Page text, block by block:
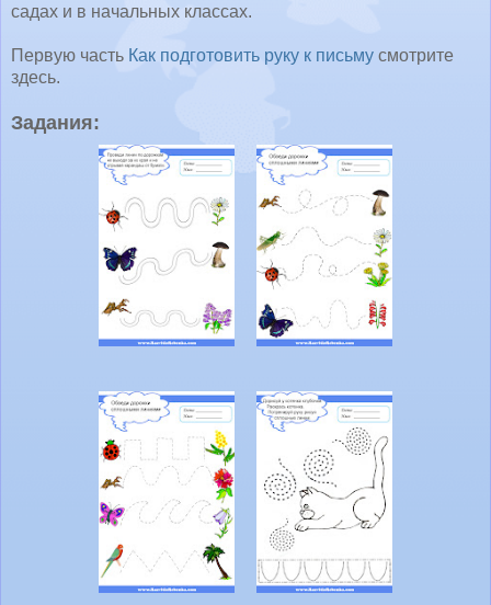
садах и в начальных классах.
Первую часть Как подготовить руку к письму смотрите
здесь.
Задания: